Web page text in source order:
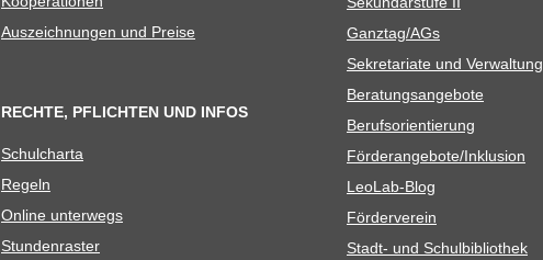
Aus­zeich­nun­gen und Preise
RECHTE, PFLICHTEN UND INFOS
Schul­charta
Regeln
Online unter­wegs
Stun­den­ras­ter
Ganztag/​​AGs
Sekre­ta­riate und Verwaltung
Bera­tungs­an­ge­bote
Berufs­ori­en­tie­rung
Förderangebote/​​Inklusion
Leo­Lab-Blog
För­der­ver­ein
Stadt- und Schulbibliothek